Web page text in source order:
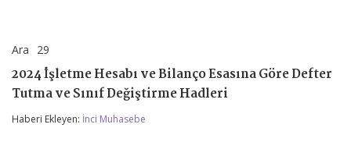
Ara 29
Hesabı
ve
Esasına
2024 İşletme Hesabı ve Bilanço Esasına Göre Defter
Tutma ve Sınıf Değiştirme Hadleri
Haberi Ekleyen: İnci Muhasebe